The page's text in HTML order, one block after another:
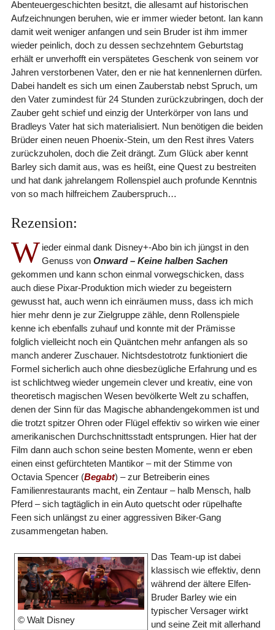
Abenteuergeschichten besitzt, die allesamt auf historischen
Aufzeichnungen beruhen, wie er immer wieder betont. Ian kann
damit weit weniger anfangen und sein Bruder ist ihm immer
wieder peinlich, doch zu dessen sechzehntem Geburtstag
erhält er unverhofft ein verspätetes Geschenk von seinem vor
Jahren verstorbenen Vater, den er nie hat kennenlernen dürfen.
Dabei handelt es sich um einen Zauberstab nebst Spruch, um
den Vater zumindest für 24 Stunden zurückzubringen, doch der
Zauber geht schief und einzig der Unterkörper von Ians und
Bradleys Vater hat sich materialisiert. Nun benötigen die beiden
Brüder einen neuen Phoenix-Stein, um den Rest ihres Vaters
zurückzuholen, doch die Zeit drängt. Zum Glück aber kennt
Barley sich damit aus, was es heißt, eine Quest zu bestreiten
und hat dank jahrelangem Rollenspiel auch profunde Kenntnis
von so mach hilfreichem Zauberspruch…
Rezension:
W ieder einmal dank Disney+-Abo bin ich jüngst in den
Genuss von Onward – Keine halben Sachen
gekommen und kann schon einmal vorwegschicken, dass
auch diese Pixar-Produktion mich wieder zu begeistern
gewusst hat, auch wenn ich einräumen muss, dass ich mich
hier mehr denn je zur Zielgruppe zähle, denn Rollenspiele
kenne ich ebenfalls zuhauf und konnte mit der Prämisse
folglich vielleicht noch ein Quäntchen mehr anfangen als so
manch anderer Zuschauer. Nichtsdestotrotz funktioniert die
Formel sicherlich auch ohne diesbezügliche Erfahrung und es
ist schlichtweg wieder ungemein clever und kreativ, eine von
theoretisch magischen Wesen bevölkerte Welt zu schaffen,
denen der Sinn für das Magische abhandengekommen ist und
die trotzt spitzer Ohren oder Flügel effektiv so wirken wie einer
amerikanischen Durchschnittsstadt entsprungen. Hier hat der
Film dann auch schon seine besten Momente, wenn er eben
einen einst gefürchteten Mantikor – mit der Stimme von
Octavia Spencer (Begabt) – zur Betreiberin eines
Familienrestaurants macht, ein Zentaur – halb Mensch, halb
Pferd – sich tagtäglich in ein Auto quetscht oder rüpelhafte
Feen sich unlängst zu einer aggressiven Biker-Gang
zusammengetan haben.
© Walt Disney
Das Team-up ist dabei
klassisch wie effektiv, denn
während der ältere Elfen-
Bruder Barley wie ein
typischer Versager wirkt
und seine Zeit mit allerhand